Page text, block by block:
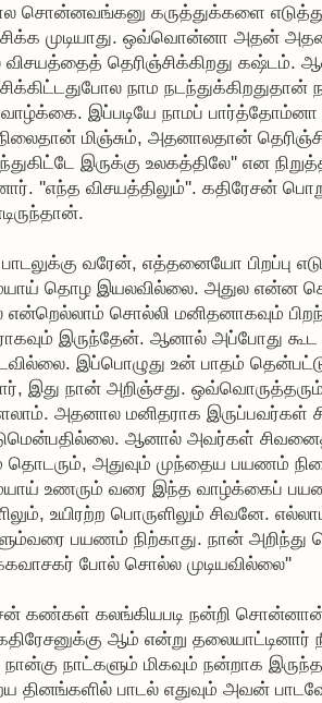
சொன்னவங்கனு கருத்துக்களை
முடியாது. ஒவ்வொன்னா அதன் அதன்
விசயத்தைத் தெரிஞ்சிக்கிறது கஷ்டம்.
நாம நடந்துக்கிறதுதான்
வாழ்க்கை. இப்படியே நாமப்
மிஞ்சும், அதனாலதான்
இருக்கு உலகத்திலே'' என
''எந்த விசயத்திலும்''. கதிரேசன்
வரேன், எத்தனையோ பிறப்பு
தொழ இயலவில்லை. அதுல என்ன
என்றெல்லாம் சொல்லி மனிதனாகவும்
இருந்தேன். ஆனால் அப்போது
இப்பொழுது உன் பாதம்
இது நான் அறிஞ்சது.
அதனால மனிதராக இருப்பவர்கள்
ஆனால் அவர்கள்
அதுவும் முந்தைய பயணம்
உணரும் வரை இந்த வாழ்க்கைப்
உயிரற்ற பொருளிலும் சிவனே.
பயணம் நிற்காது. நான்
போல் சொல்ல முடியவில்லை''
கண்கள் கலங்கியபடி நன்றி
ஆம் என்று
நான்கு நாட்களும் மிகவும் நன்றாக
தினங்களில் பாடல் எதுவும் அவன்